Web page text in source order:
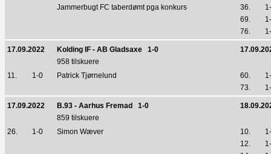
Jammerbugt FC taberdømt pga konkurs 36.
69.
76.
17.09.2022 Kolding IF - AB Gladsaxe 1-0
958 tilskuere
11.
1-0 Patrick Tjørnelund 60.
73.
17.09.2022 B.93 - Aarhus Fremad 1-0
859 tilskuere
26.
1-0 Simon Wæver 10.
12.